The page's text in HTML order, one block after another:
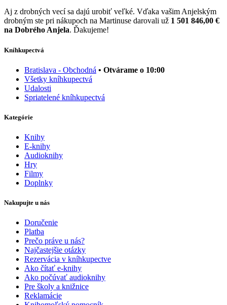
Aj z drobných vecí sa dajú urobiť veľké. Vďaka vašim Anjelským
drobným ste pri nákupoch na Martinuse darovali už 1 501 846,00 €
na Dobrého Anjela. Ďakujeme!
Kníhkupectvá
Bratislava - Obchodná • Otvárame o 10:00
Všetky kníhkupectvá
Udalosti
Spriatelené kníhkupectvá
Kategórie
Knihy
E-knihy
Audioknihy
Hry
Filmy
Doplnky
Nakupujte u nás
Doručenie
Platba
Prečo práve u nás?
Najčastejšie otázky
Rezervácia v kníhkupectve
Ako čítať e-knihy
Ako počúvať audioknihy
Pre školy a knižnice
Reklamácie